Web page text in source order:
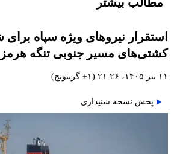
استقرار نیروهای ویژه سپاه
کشتی‌های مسیر جنوبی تنگه هرمز
۱۱ تیر ۱۴۰۵، ۲۱:۲۶ (‎+۱ گرینویچ)
پخش نسخه شنیداری